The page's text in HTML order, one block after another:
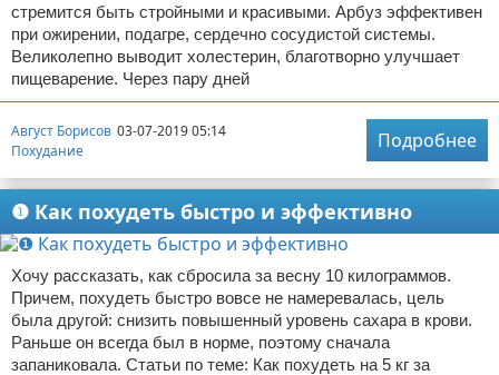
стремится быть стройными и красивыми. Арбуз эффективен
при ожирении, подагре, сердечно сосудистой системы.
Великолепно выводит холестерин, благотворно улучшает
пищеварение. Через пару дней
Август Борисов 03-07-2019 05:14
Похудание
Подробнее
❶ Как похудеть быстро и эффективно
Хочу рассказать, как сбросила за весну 10 килограммов.
Причем, похудеть быстро вовсе не намеревалась, цель
была другой: снизить повышенный уровень сахара в крови.
Раньше он всегда был в норме, поэтому сначала
запаниковала. Статьи по теме: Как похудеть на 5 кг за